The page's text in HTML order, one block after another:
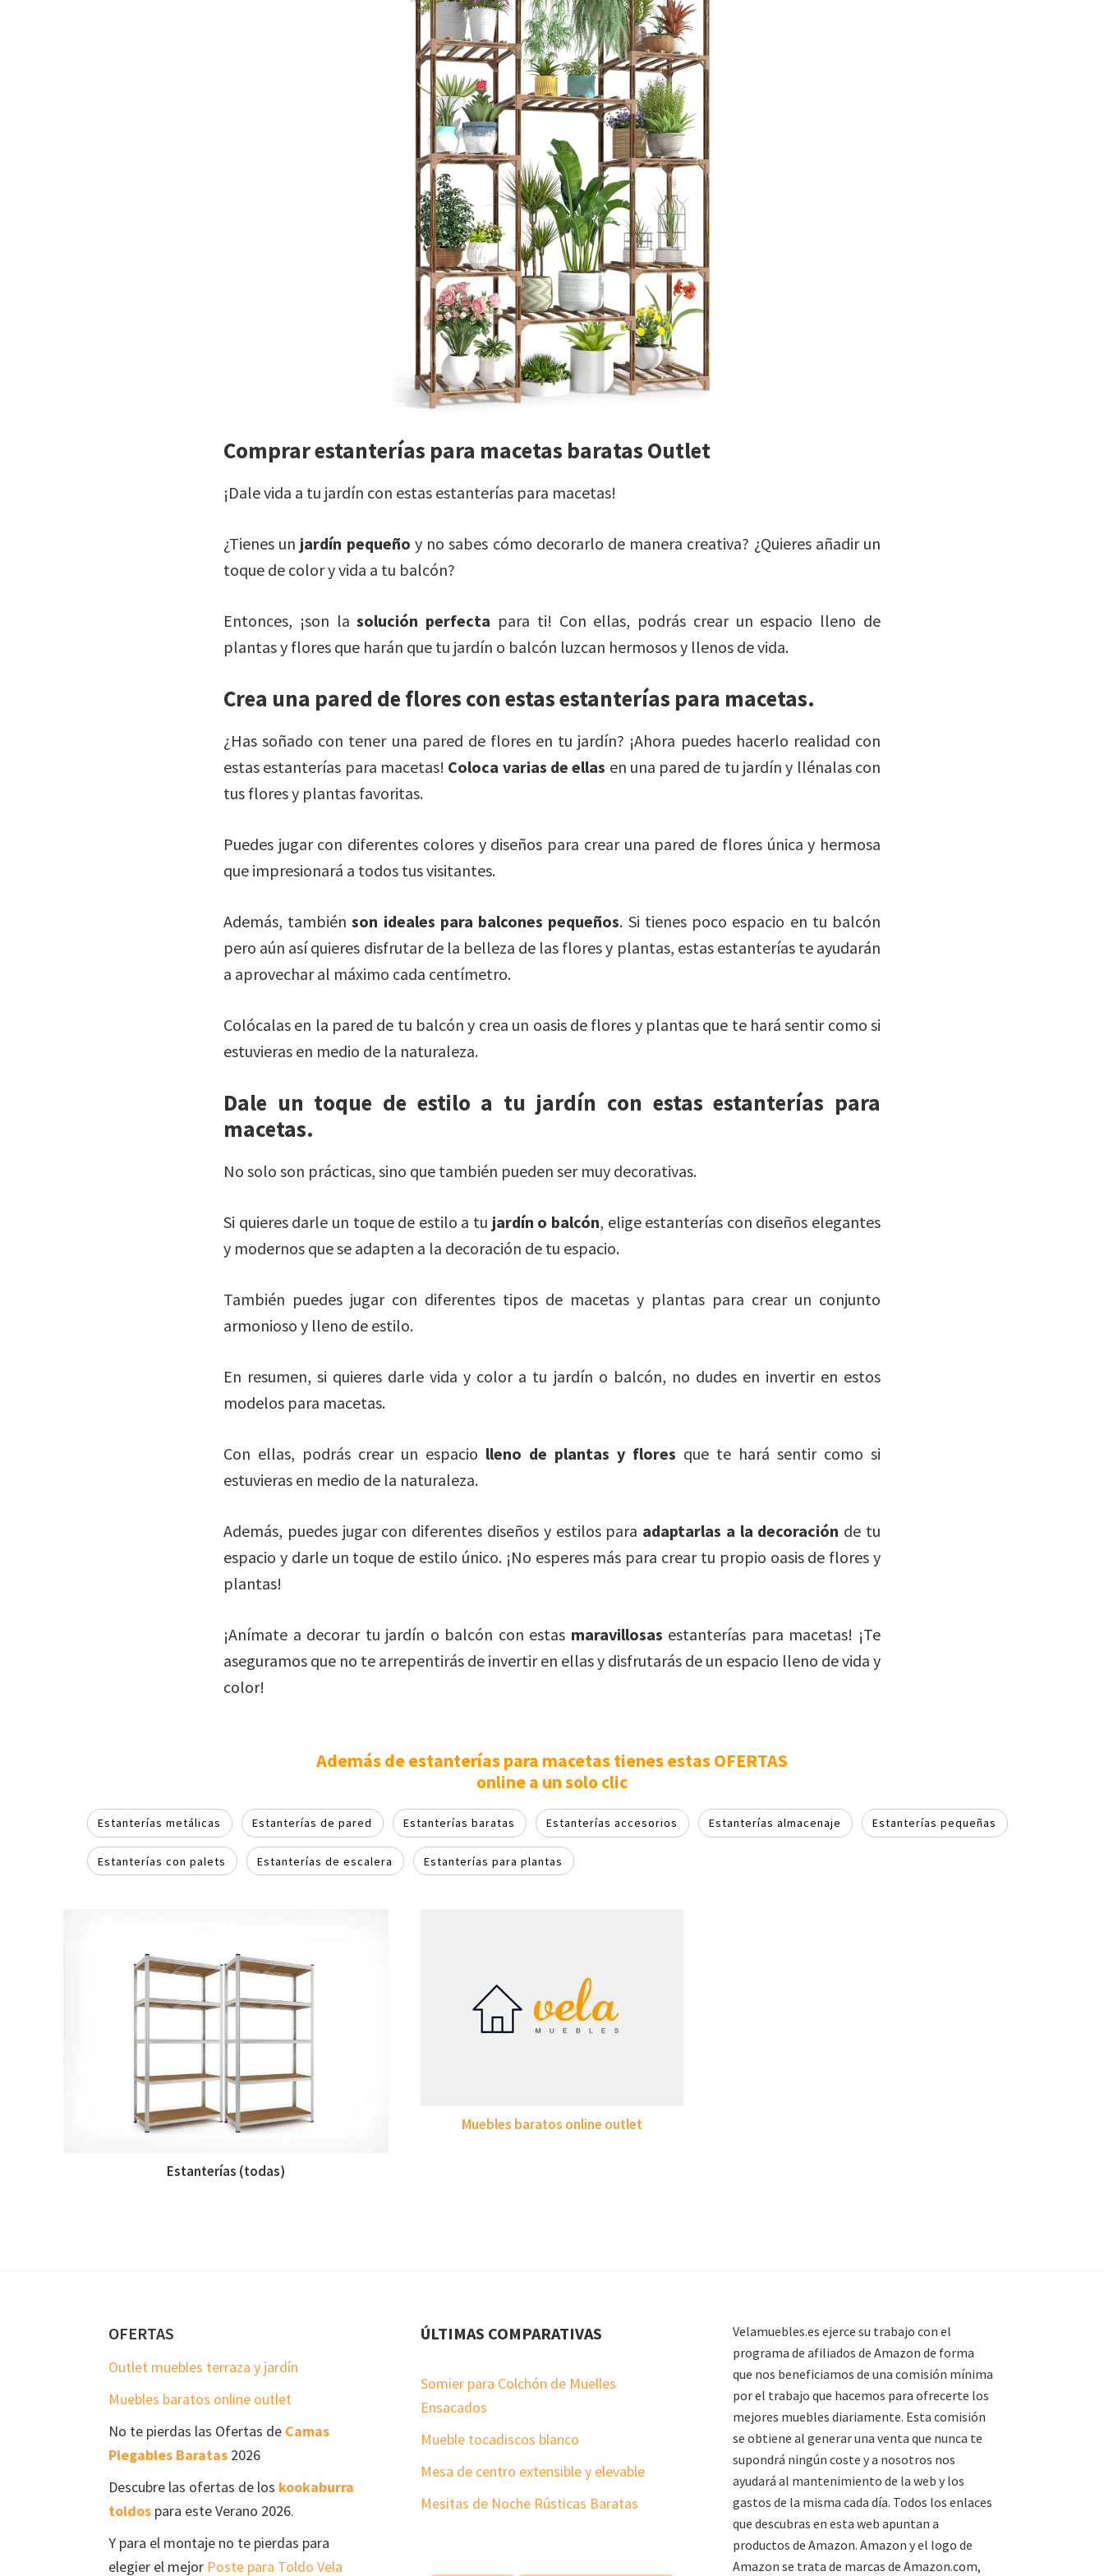
Comprar estanterías para macetas baratas Outlet
¡Dale vida a tu jardín con estas estanterías para macetas!
¿Tienes un jardín pequeño y no sabes cómo decorarlo de manera creativa? ¿Quieres añadir un
toque de color y vida a tu balcón?
Entonces, ¡son lasolución perfecta para ti! Con ellas, podrás crear un espacio lleno de
plantas y flores que harán que tu jardín o balcón luzcan hermosos y llenos de vida.
Crea una pared de flores con estas estanterías para macetas.
¿Has soñado con tener una pared de flores en tu jardín? ¡Ahora puedes hacerlo realidad con
estas estanterías para macetas! Coloca varias de ellas en una pared de tu jardín y llénalas con
tus flores y plantas favoritas.
Puedes jugar con diferentes colores y diseños para crear una pared de flores única y hermosa
que impresionará a todos tus visitantes.
Además, tambiénson ideales para balcones pequeños. Si tienes poco espacio en tu balcón
pero aún así quieres disfrutar de la belleza de las flores y plantas, estas estanterías te ayudarán
a aprovechar al máximo cada centímetro.
Colócalas en la pared de tu balcón y crea un oasis de flores y plantas que te hará sentir como si
estuvieras en medio de la naturaleza.
Dale un toque de estilo a tu jardín con estas estanterías para
macetas.
No solo son prácticas, sino que también pueden ser muy decorativas.
Si quieres darle un toque de estilo a tu jardín o balcón, elige estanterías con diseños elegantes
y modernos que se adapten a la decoración de tu espacio.
También puedes jugar con diferentes tipos de macetas y plantas para crear un conjunto
armonioso y lleno de estilo.
En resumen, si quieres darle vida y color a tu jardín o balcón, no dudes en invertir en estos
modelos para macetas.
Con ellas, podrás crear un espacio lleno de plantas y flores que te hará sentir como si
estuvieras en medio de la naturaleza.
Además, puedes jugar con diferentes diseños y estilos para adaptarlas a la decoración de tu
espacio y darle un toque de estilo único. ¡No esperes más para crear tu propio oasis de flores y
plantas!
¡Anímate a decorar tu jardín o balcón con estas maravillosas estanterías para macetas! ¡Te
aseguramos que no te arrepentirás de invertir en ellas y disfrutarás de un espacio lleno de vida y
color!
Además de estanterías para macetas tienes estas OFERTAS
online a un solo clic
Estanterías metálicas Estanterías de pared Estanterías baratas Estanterías accesorios Estanterías almacenaje Estanterías pequeñas
Estanterías con palets Estanterías de escalera Estanterías para plantas
Estanterías (todas)
Muebles baratos online outlet
OFERTAS
Outlet muebles terraza y jardín
Muebles baratos online outlet
No te pierdas las Ofertas de Camas
Plegables Baratas 2026
Descubre las ofertas de los kookaburra
toldos para este Verano 2026.
Y para el montaje no te pierdas para
elegier el mejor Poste para Toldo Vela
ÚLTIMAS COMPARATIVAS
Somier para Colchón de Muelles
Ensacados
Mueble tocadiscos blanco
Mesa de centro extensible y elevable
Mesitas de Noche Rústicas Baratas
Velamuebles.es ejerce su trabajo con el
programa de afiliados de Amazon de forma
que nos beneficiamos de una comisión mínima
por el trabajo que hacemos para ofrecerte los
mejores muebles diariamente. Esta comisión
se obtiene al generar una venta que nunca te
supondrá ningún coste y a nosotros nos
ayudará al mantenimiento de la web y los
gastos de la misma cada día. Todos los enlaces
que descubras en esta web apuntan a
productos de Amazon. Amazon y el logo de
Amazon se trata de marcas de Amazon.com,